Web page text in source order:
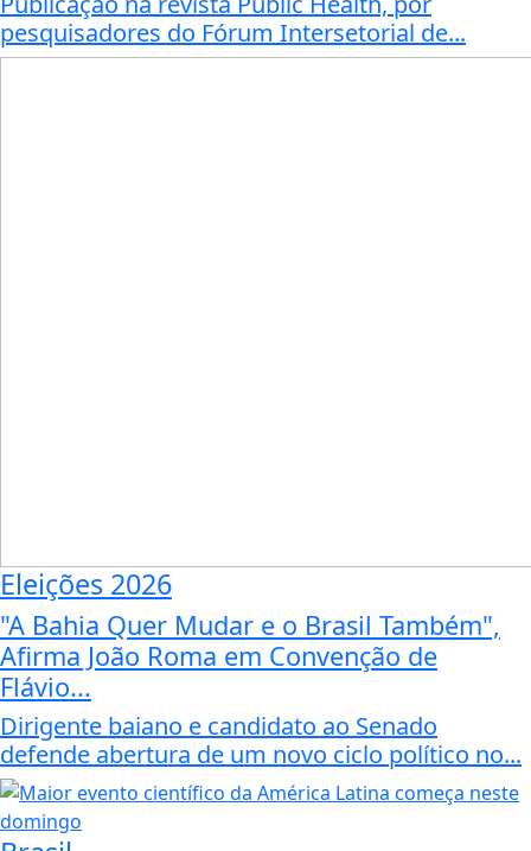
pesquisadores do Fórum Intersetorial de...
Eleições 2026
"A Bahia Quer Mudar e o Brasil Também",
Afirma João Roma em Convenção de
Flávio...
Dirigente baiano e candidato ao Senado
defende abertura de um novo ciclo político no...